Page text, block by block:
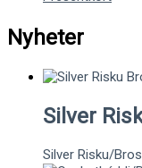
Nyheter
Silver
Silver Risku/